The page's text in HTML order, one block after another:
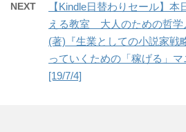
NEXT
【Kindle日替わりセール】
える教室 大人のための哲学
(著)『生業としての小説家戦
っていくための「稼げる」
[19/7/4]